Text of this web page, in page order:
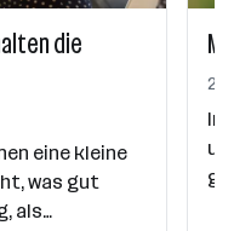
die
eine kleine
was gut
als
In